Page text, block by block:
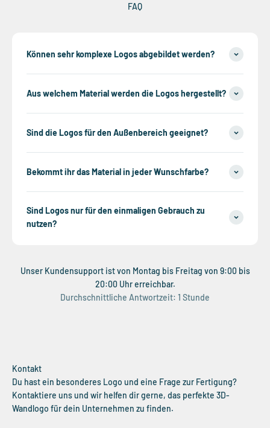
FAQ
Können sehr komplexe Logos abgebildet werden?
Aus welchem Material werden die Logos hergestellt?
Sind die Logos für den Außenbereich geeignet?
Bekommt ihr das Material in jeder Wunschfarbe?
Sind Logos nur für den einmaligen Gebrauch zu
nutzen?
Unser Kundensupport ist von Montag bis Freitag von 9:00 bis
20:00 Uhr erreichbar.
Durchschnittliche Antwortzeit: 1 Stunde
Kontakt
Du hast ein besonderes Logo und eine Frage zur Fertigung?
Kontaktiere uns und wir helfen dir gerne, das perfekte 3D-
Wandlogo für dein Unternehmen zu finden.